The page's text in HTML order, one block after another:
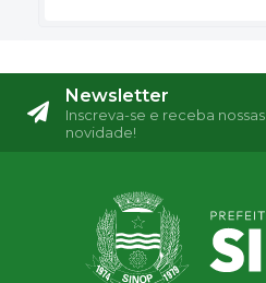
Newsletter
Inscreva-se e receba nossas
novidade!